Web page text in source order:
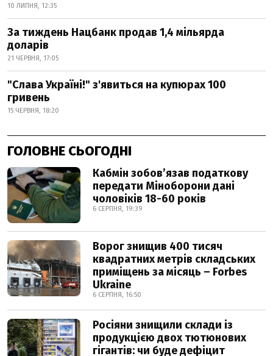
10 ЛИПНЯ, 12:35
За тиждень Нацбанк продав 1,4 мільярда
доларів
21 ЧЕРВНЯ, 17:05
"Слава Україні!" з'явиться на купюрах 100
гривень
15 ЧЕРВНЯ, 18:20
ГОЛОВНЕ СЬОГОДНІ
Кабмін зобовʼязав податкову
передати Міноборони дані
чоловіків 18-60 років
6 СЕРПНЯ, 19:39
Ворог знищив 400 тисяч
квадратних метрів складських
приміщень за місяць – Forbes
Ukraine
6 СЕРПНЯ, 16:50
Росіяни знищили склади із
продукцією двох тютюнових
гігантів: чи буде дефіцит